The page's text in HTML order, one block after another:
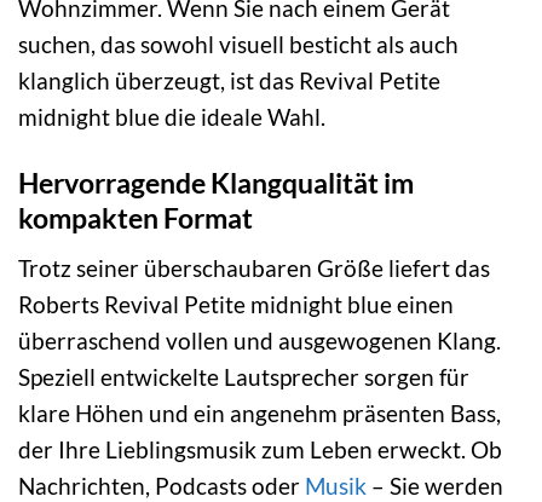
Wohnzimmer. Wenn Sie nach einem Gerät
suchen, das sowohl visuell besticht als auch
klanglich überzeugt, ist das Revival Petite
midnight blue die ideale Wahl.
Hervorragende Klangqualität im
kompakten Format
Trotz seiner überschaubaren Größe liefert das
Roberts Revival Petite midnight blue einen
überraschend vollen und ausgewogenen Klang.
Speziell entwickelte Lautsprecher sorgen für
klare Höhen und ein angenehm präsenten Bass,
der Ihre Lieblingsmusik zum Leben erweckt. Ob
Nachrichten, Podcasts oder Musik – Sie werden